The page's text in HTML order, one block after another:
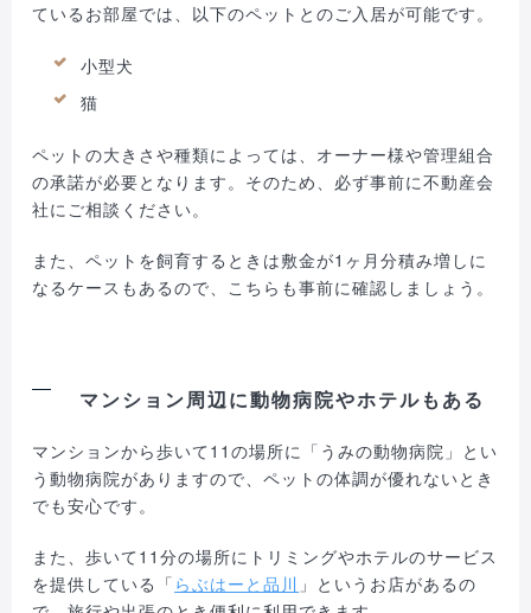
ているお部屋では、以下のペットとのご入居が可能です。
小型犬
猫
ペットの大きさや種類によっては、オーナー様や管理組合
の承諾が必要となります。そのため、必ず事前に不動産会
社にご相談ください。
また、ペットを飼育するときは敷金が1ヶ月分積み増しに
なるケースもあるので、こちらも事前に確認しましょう。
マンション周辺に動物病院やホテルもある
マンションから歩いて11の場所に「うみの動物病院」とい
う動物病院がありますので、ペットの体調が優れないとき
でも安心です。
また、歩いて11分の場所にトリミングやホテルのサービス
を提供している「 らぶはーと品川 」というお店があるの